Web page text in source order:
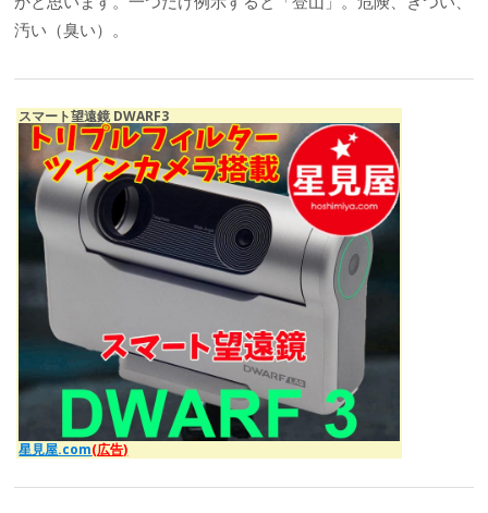
汚い（臭い）。
スマート望遠鏡 DWARF3
星見屋.com(広告)